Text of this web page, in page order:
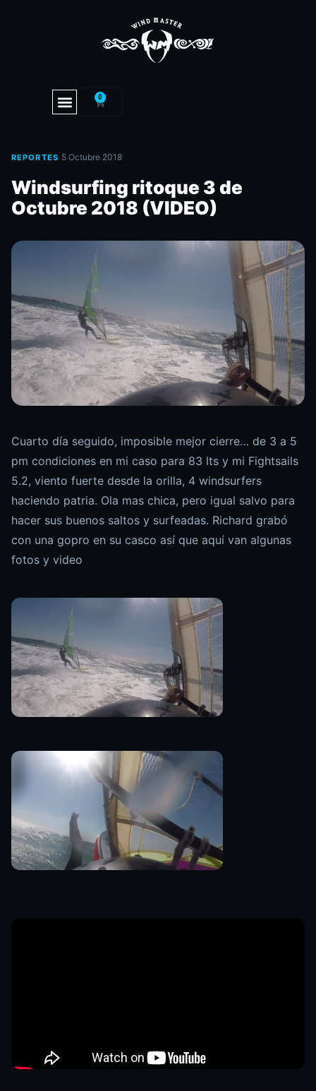
0
REPORTES 5 Octubre 2018
Windsurfing ritoque 3 de
Octubre 2018 (VIDEO)
Cuarto día seguido, imposible mejor cierre… de 3 a 5
pm condiciones en mi caso para 83 lts y mi Fightsails
5.2, viento fuerte desde la orilla, 4 windsurfers
haciendo patria. Ola mas chica, pero igual salvo para
hacer sus buenos saltos y surfeadas. Richard grabó
con una gopro en su casco así que aquí van algunas
fotos y video